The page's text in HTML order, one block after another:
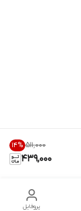
۵۱۱٬۰۰۰ 14%
439,000
پروفایل